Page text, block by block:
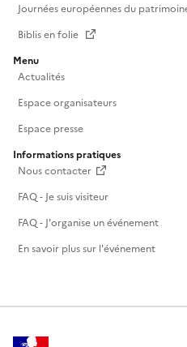
Journées européennes du
Biblis en folie
Menu
Actualités
Espace organisateurs
Espace presse
Informations pratiques
Nous contacter
FAQ - Je suis visiteur
FAQ - J'organise un événement
En savoir plus sur l'événement